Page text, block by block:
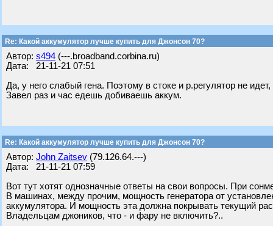
Re: Какой аккумулятор лучше купить для Джонсон 70?
Автор: s494 (---.broadband.corbina.ru)
Дата: 21-11-21 07:51
Да, у него слабый гена. Поэтому в стоке и р.регулятор не
Завел раз и час едешь добиваешь аккум.
Re: Какой аккумулятор лучше купить для Джонсон 70?
Автор: John Zaitsev (79.126.64.---)
Дата: 21-11-21 07:59
Вот тут хотят однозначные ответы на свои вопросы. При
В машинах, между прочим, мощность генератора от
аккумулятора. И мощность эта должна покрывать текущий
Владельцам джоников, что - и фару не включить?..